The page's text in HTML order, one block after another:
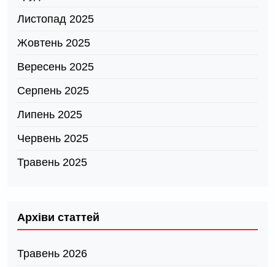
Листопад 2025
Жовтень 2025
Вересень 2025
Серпень 2025
Липень 2025
Червень 2025
Травень 2025
Архіви статтей
Травень 2026